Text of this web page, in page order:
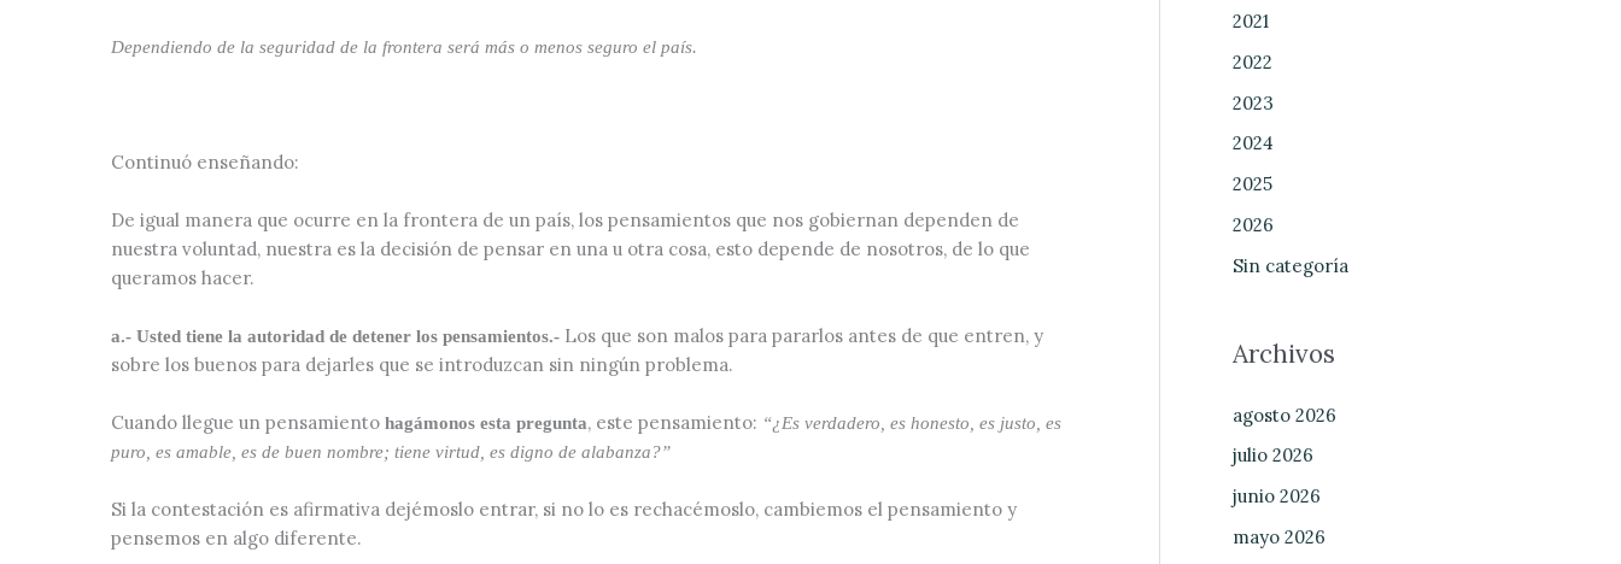
Dependiendo de la seguridad de la frontera será más o menos seguro el país.
Continuó enseñando:
De igual manera que ocurre en la frontera de un país, los pensamientos que nos gobiernan dependen de
nuestra voluntad, nuestra es la decisión de pensar en una u otra cosa, esto depende de nosotros, de lo que
queramos hacer.
a.- Usted tiene la autoridad de detener los pensamientos.- Los que son malos para pararlos antes de que entren, y
sobre los buenos para dejarles que se introduzcan sin ningún problema.
Cuando llegue un pensamiento hagámonos esta pregunta, este pensamiento: “¿Es verdadero, es honesto, es justo, es
puro, es amable, es de buen nombre; tiene virtud, es digno de alabanza?”
Si la contestación es afirmativa dejémoslo entrar, si no lo es rechacémoslo, cambiemos el pensamiento y
pensemos en algo diferente.
2021
2022
2023
2024
2025
2026
Sin categoría
Archivos
agosto 2026
julio 2026
junio 2026
mayo 2026